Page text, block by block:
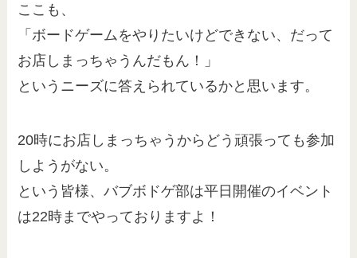
ここも、
「ボードゲームをやりたいけどできない、だって
お店しまっちゃうんだもん！」
というニーズに答えられているかと思います。
20時にお店しまっちゃうからどう頑張っても参加
しようがない。
という皆様、バブボドゲ部は平日開催のイベント
は22時までやっておりますよ！